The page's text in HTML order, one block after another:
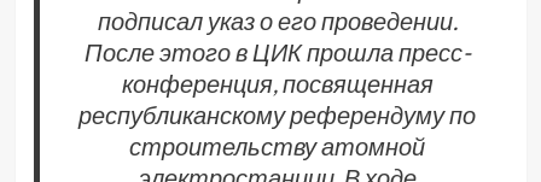
подписал указ о его проведении.
После этого в ЦИК прошла пресс-
конференция, посвященная
республиканскому референдуму по
строительству атомной